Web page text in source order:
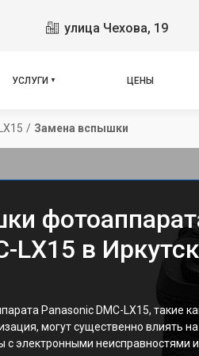
улица Чехова, 19
УСЛУГИ ЦЕНЫ
/ Замена вспышки
LX15 в
Panasonic DMC-LX15, такие
могут существенно влиять на
с электронными неисправностями